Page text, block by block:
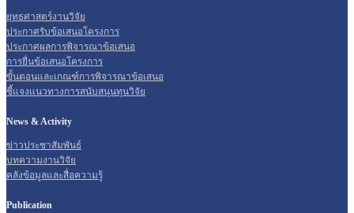
ยุทธศาสตร์งานวิจัย
ประกาศรับข้อเสนอโครงการ
ประกาศผลการพิจารณาข้อเสนอ
การยื่นข้อเสนอโครงการ
ขั้นตอนและเกณฑ์การพิจารณาข้อเสนอ
ชี้แจงแนวทางการสนับสนุนทุนวิจัย
News & Activity
ข่าวประชาสัมพันธ์
บทความงานวิจัย
คลังข้อมูลและสื่อความรู้
Publication